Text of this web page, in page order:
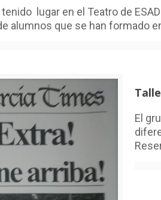
tenido lugar en el Teatro de
alumnos que se han formado
El